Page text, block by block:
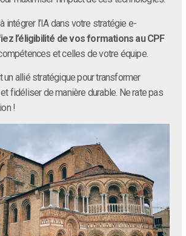
intégrer l’IA dans votre stratégie e-
l’éligibilité de vos formations au CPF
et celles de votre équipe.
un allié stratégique pour transformer
fidéliser de manière durable. Ne rate pas
!